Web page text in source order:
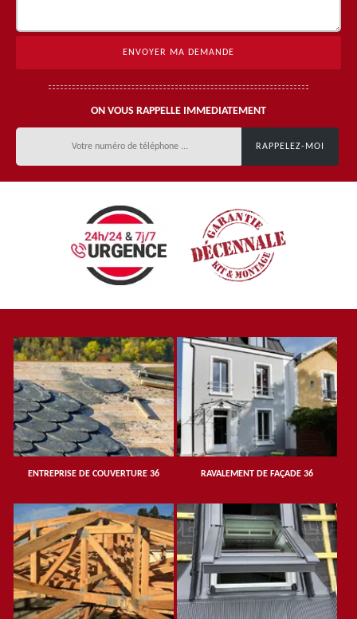
ON VOUS RAPPELLE IMMEDIATEMENT
ENTREPRISE DE COUVERTURE 36 RAVALEMENT DE FAÇADE 36